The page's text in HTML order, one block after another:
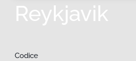
Reykjavik
Codice